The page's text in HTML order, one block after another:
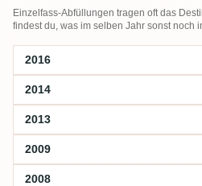
Einzelfass-Abfüllungen tragen oft das
findest du, was im selben Jahr sonst noch
2016
2014
2013
2009
2008